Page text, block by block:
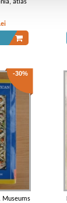
atlas
-30%
Museums